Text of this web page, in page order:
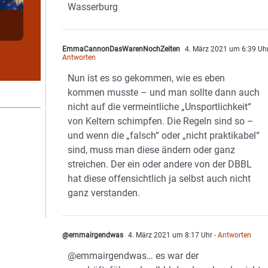
Wasserburg
EmmaCannonDasWarenNochZeiten 4. März 2021 um 6:39
Antworten
Nun ist es so gekommen, wie es eben
kommen musste – und man sollte dann auch
nicht auf die vermeintliche „Unsportlichkeit“
von Keltern schimpfen. Die Regeln sind so –
und wenn die „falsch“ oder „nicht praktikabel“
sind, muss man diese ändern oder ganz
streichen. Der ein oder andere von der DBBL
hat diese offensichtlich ja selbst auch nicht
ganz verstanden.
@emmairgendwas 4. März 2021 um 8:17 Uhr - Antworten
@emmairgendwas… es war der